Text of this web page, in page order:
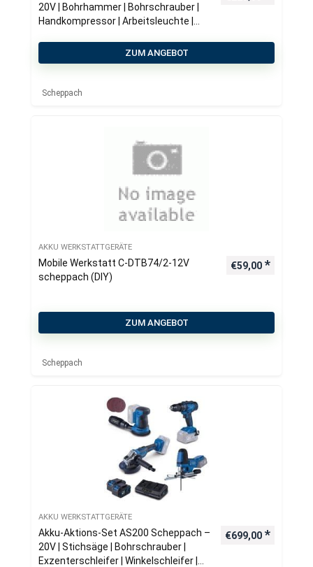
20V | Bohrhammer | Bohrschrauber |
Handkompressor | Arbeitsleuchte |
ZUM ANGEBOT
Scheppach
AKKU WERKSTATTGERÄTE
Mobile Werkstatt C-DTB74/2-12V
scheppach (DIY)
€59,00
ZUM ANGEBOT
Scheppach
AKKU WERKSTATTGERÄTE
Akku-Aktions-Set AS200 Scheppach –
20V | Stichsäge | Bohrschrauber |
Exzenterschleifer | Winkelschleifer |
€699,00